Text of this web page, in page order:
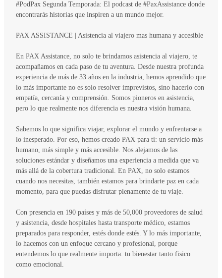
#PodPax Segunda Temporada: El podcast de #PaxAssistance donde
encontrarás historias que inspiren a un mundo mejor.
PAX ASSISTANCE | Asistencia al viajero mas humana y accesible
En PAX Assistance, no solo te brindamos asistencia al viajero, te
acompañamos en cada paso de tu aventura. Desde nuestra profunda
experiencia de más de 33 años en la industria, hemos aprendido que
lo más importante no es solo resolver imprevistos, sino hacerlo con
empatía, cercanía y comprensión. Somos pioneros en asistencia,
pero lo que realmente nos diferencia es nuestra visión humana.
Sabemos lo que significa viajar, explorar el mundo y enfrentarse a
lo inesperado. Por eso, hemos creado PAX para ti: un servicio más
humano, más simple y más accesible. Nos alejamos de las
soluciones estándar y diseñamos una experiencia a medida que va
más allá de la cobertura tradicional. En PAX, no solo estamos
cuando nos necesitas, también estamos para brindarte paz en cada
momento, para que puedas disfrutar plenamente de tu viaje.
Con presencia en 190 países y más de 50,000 proveedores de salud
y asistencia, desde hospitales hasta transporte médico, estamos
preparados para responder, estés donde estés. Y lo más importante,
lo hacemos con un enfoque cercano y profesional, porque
entendemos lo que realmente importa: tu bienestar tanto fisico
como emocional.